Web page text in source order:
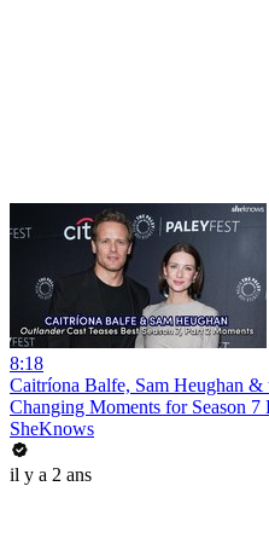
8:18
Caitríona Balfe, Sam Heughan &
Changing Moments for Season 7
SheKnows
il y a 2 ans